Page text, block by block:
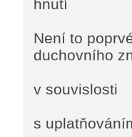
hnutí
Není to
duchovního
v souvislosti
s